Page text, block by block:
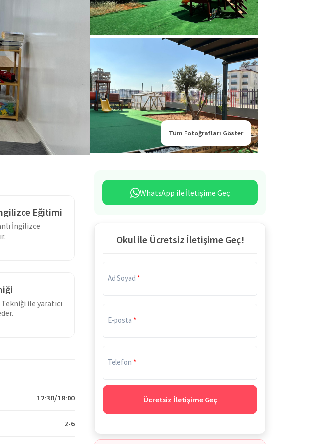
Tüm Fotoğrafları Göster
Eğitimi
İngilizce
ile yaratıcı
12:30/18:00
2-6
WhatsApp ile İletişime Geç
Okul ile Ücretsiz İletişime Geç!
Ad Soyad
E-posta
Telefon
Ücretsiz İletişime Geç